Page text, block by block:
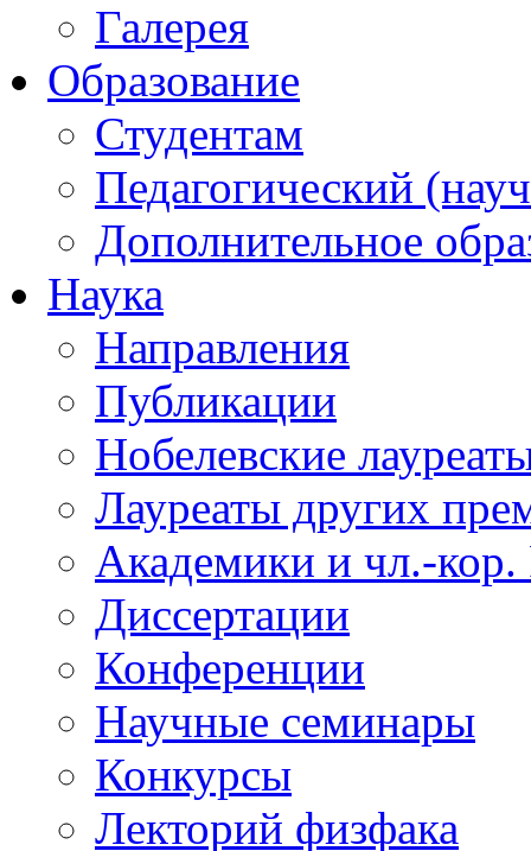
Галерея
Образование
Студентам
Педагогический
Дополнительное
Наука
Направления
Публикации
Нобелевские
Лауреаты других
Академики и чл.-
Диссертации
Конференции
Научные семинары
Конкурсы
Лекторий физфака